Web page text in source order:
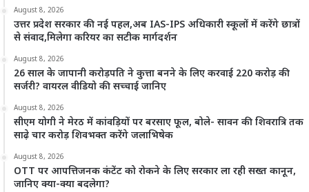
August 8, 2026
उत्तर प्रदेश सरकार की नई पहल,अब IAS-IPS अधिकारी स्कूलों में करेंगे छात्रों
से संवाद,मिलेगा करियर का सटीक मार्गदर्शन
August 8, 2026
26 साल के जापानी करोड़पति ने कुत्ता बनने के लिए करवाई 220 करोड़ की
सर्जरी? वायरल वीडियो की सच्चाई जानिए
August 8, 2026
सीएम योगी ने मेरठ में कांवड़ियों पर बरसाए फूल, बोले- सावन की शिवरात्रि तक
साढ़े चार करोड़ शिवभक्त करेंगे जलाभिषेक
August 8, 2026
OTT पर आपत्तिजनक कंटेंट को रोकने के लिए सरकार ला रही सख्त कानून,
जानिए क्या-क्या बदलेगा?